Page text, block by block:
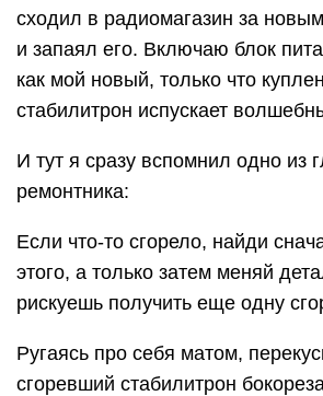
сходил в радиомагазин за
и запаял его. Включаю блок
как мой новый, только что
стабилитрон испускает
И тут я сразу вспомнил одно из
ремонтника:
Если что-то сгорело, найди
этого, а только затем меняй
рискуешь получить еще одну
Ругаясь про себя матом,
сгоревший стабилитрон